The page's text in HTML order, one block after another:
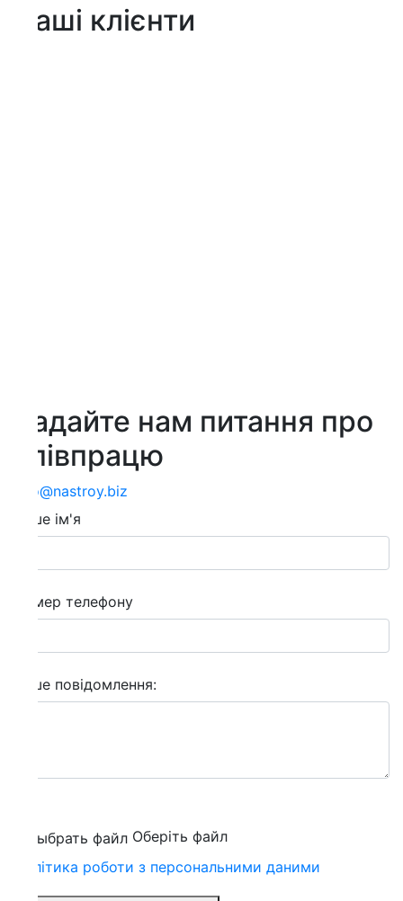
клієнти
нам питання про
ім'я
телефону
повідомлення:
Оберіть файл
роботи з персональними даними